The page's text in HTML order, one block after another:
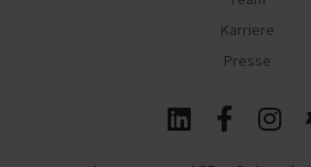
Karriere
Presse